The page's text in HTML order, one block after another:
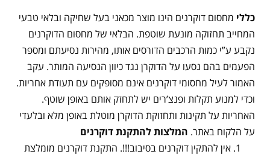
כללי מחסום דוקרנים הינו מוצר מכאני בעל שחיקה ובלאי טבעי
המחייב תחזוקה מונעת שוטפת. הבלאי של מחסום הדוקרנים
נקבע ע”י כמות הרכבים הדורסים אותו, מהירות נסיעתם ומספר
הפעמים בהם נסעו על הדוקרן נגד כיוון הנסיעה המותר. עקב
האמור לעיל מחסומי דוקרנים אינם מסופקים עם תעודת אחריות.
וכדי למנוע תקלות ופנצ’רים יש לתחזק אותם באופן שוטף.
האחריות על תקינות ותחזוקת הדוקרן מוטלת באופן מלא ובלעדי
על הלקוח באתר. המלצות להתקנת דוקרנים
אין להתקין דוקרנים בסיבוב!!!. התקנת דוקרנים מומלצת